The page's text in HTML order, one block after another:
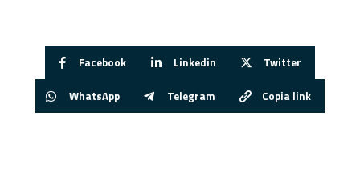
Facebook Linkedin Twitter
WhatsApp Telegram Copia link